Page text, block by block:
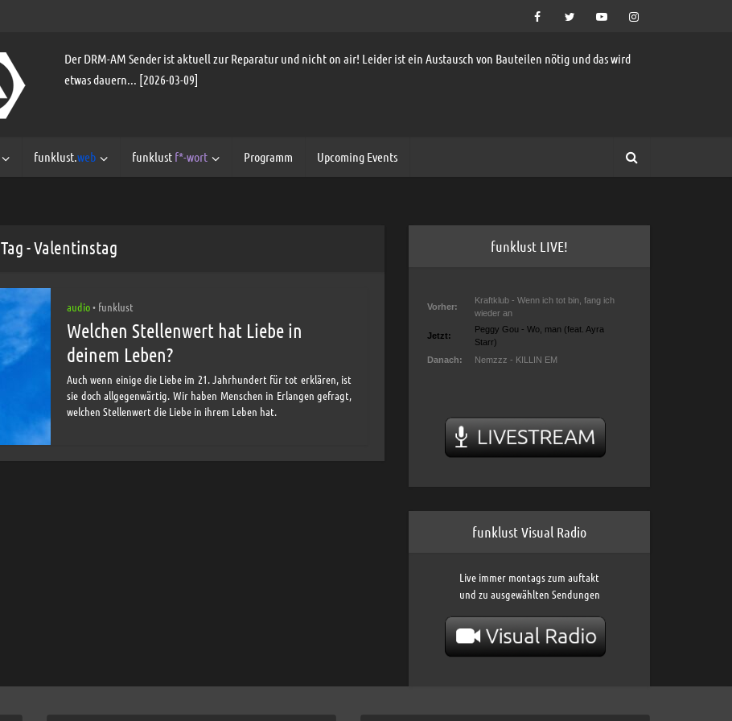
Der DRM-AM Sender ist aktuell zur Reparatur und nicht on air! Leider ist ein Austausch von Bauteilen nötig und das wird
etwas dauern... [2026-03-09]
funklust.web funklust f*-wort Programm Upcoming Events
Tag - Valentinstag
audio• funklust
Welchen Stellenwert hat Liebe in
deinem Leben?
Auch wenn einige die Liebe im 21. Jahrhundert für tot erklären, ist
sie doch allgegenwärtig. Wir haben Menschen in Erlangen gefragt,
welchen Stellenwert die Liebe in ihrem Leben hat.
funklust LIVE!
funklust Visual Radio
Live immer montags zum auftakt
und zu ausgewählten Sendungen